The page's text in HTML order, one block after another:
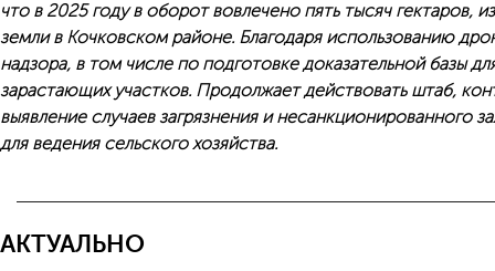
что в 2025 году в оборот вовлечено пять тысяч гектаров,
земли в Кочковском районе. Благодаря использованию
надзора, в том числе по подготовке доказательной базы
зарастающих участков. Продолжает действовать штаб,
выявление случаев загрязнения и несанкционированного
для ведения сельского хозяйства.
АКТУАЛЬНО